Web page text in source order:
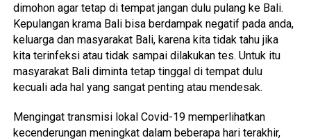
dimohon agar tetap di tempat jangan dulu pulang ke Bali.
Kepulangan krama Bali bisa berdampak negatif pada anda,
keluarga dan masyarakat Bali, karena kita tidak tahu jika
kita terinfeksi atau tidak sampai dilakukan tes. Untuk itu
masyarakat Bali diminta tetap tinggal di tempat dulu
kecuali ada hal yang sangat penting atau mendesak.
Mengingat transmisi lokal Covid-19 memperlihatkan
kecenderungan meningkat dalam beberapa hari terakhir,